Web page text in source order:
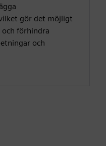
gör det möjligt
förhindra
och